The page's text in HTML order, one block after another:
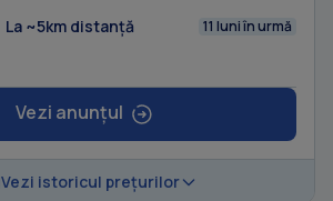
La ~5km distanță 11 luni în urmă
Vezi anunțul
Vezi istoricul prețurilor